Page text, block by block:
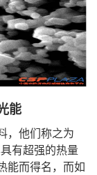
能
，他们称之为
有超强的热量
能而得名，而如